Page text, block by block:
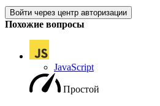
Войти через центр авторизации
Похожие вопросы
JavaScript
Простой